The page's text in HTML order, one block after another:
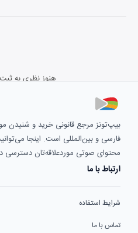
هنوز نظری به
بیپ‌تونز مرجع قانونی خرید و
فارسی و بین‌المللی است. اینجا
محتوای صوتی موردعلاقه‌تان دسترسی
ارتباط با ما
شرایط استفاده
تماس با ما